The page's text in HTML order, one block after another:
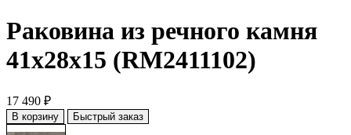
Раковина из речного камня
41x28x15 (RM2411102)
17 490 ₽
В корзину Быстрый заказ